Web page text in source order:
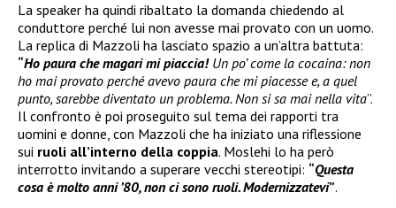
La speaker ha quindi ribaltato la domanda chiedendo al
conduttore perché lui non avesse mai provato con un uomo.
La replica di Mazzoli ha lasciato spazio a un’altra battuta:
“Ho paura che magari mi piaccia! Un po’ come la cocaina: non
ho mai provato perché avevo paura che mi piacesse e, a quel
punto, sarebbe diventato un problema. Non si sa mai nella vita”.
Il confronto è poi proseguito sul tema dei rapporti tra
uomini e donne, con Mazzoli che ha iniziato una riflessione
sui ruoli all’interno della coppia. Moslehi lo ha però
interrotto invitando a superare vecchi stereotipi: “Questa
cosa è molto anni ’80, non ci sono ruoli. Modernizzatevi”.